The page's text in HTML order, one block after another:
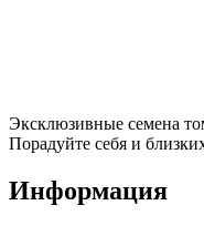
Эксклюзивные семена
Порадуйте себя и
Информация